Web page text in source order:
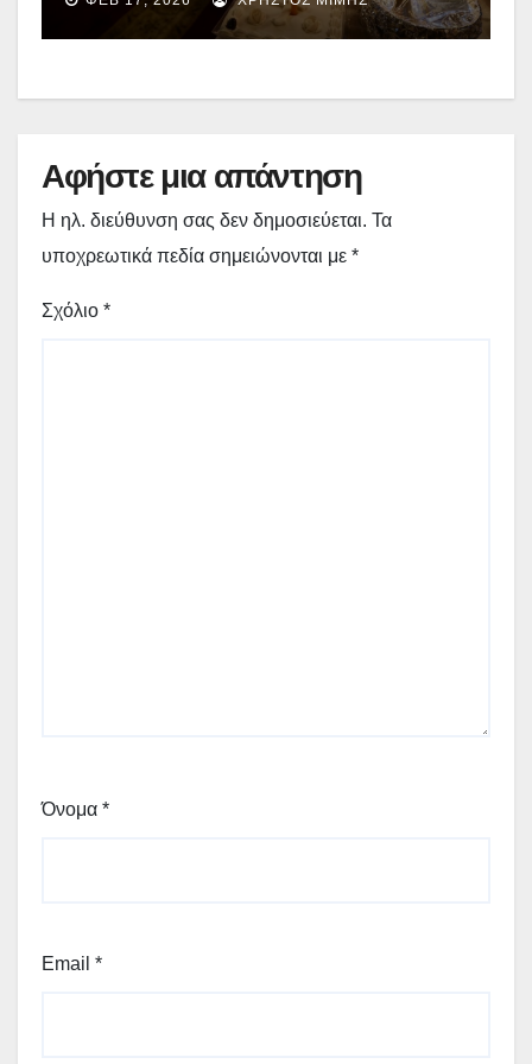
για Ναό Κοιμητηρίων
Αφήστε μια απάντηση
Η ηλ. διεύθυνση σας δεν δημοσιεύεται. Τα
υποχρεωτικά πεδία σημειώνονται με *
Σχόλιο *
Όνομα *
Email *